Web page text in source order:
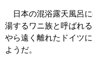
日本の混浴露天風呂
湯するワニ族と呼ばれ
やら遠く離れたドイツ
ようだ。